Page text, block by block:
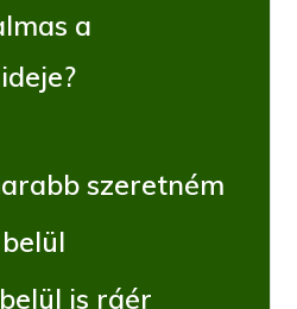
a
szeretném
is ráér